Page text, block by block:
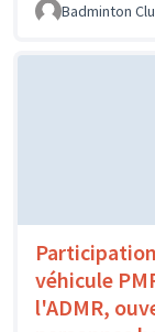
Badminton
véhicule
l'ADMR,